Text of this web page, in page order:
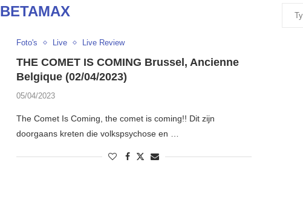
BETAMAX
Foto's Live Live Review
THE COMET IS COMING Brussel, Ancienne
Belgique (02/04/2023)
05/04/2023
The Comet Is Coming, the comet is coming!! Dit zijn
doorgaans kreten die volkspsychose en …